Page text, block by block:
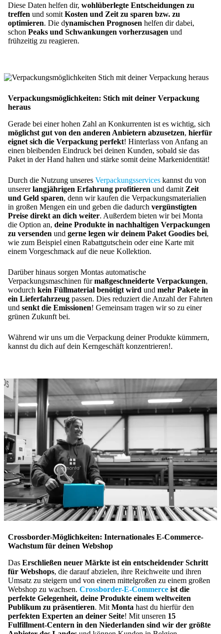
Diese Daten helfen dir, wohlüberlegte Entscheidungen zu
treffen und somit Kosten und Zeit zu sparen bzw. zu
optimieren. Die dynamischen Prognosen helfen dir dabei,
schon Peaks und Schwankungen vorherzusagen und
frühzeitig zu reagieren.
Verpackungsmöglichkeiten: Stich mit deiner Verpackung
heraus
Gerade bei einer hohen Zahl an Konkurrenten ist es wichtig, sich
möglichst gut von den anderen Anbietern abzusetzen, hierfür
eignet sich die Verpackung perfekt! Hinterlass von Anfang an
einen bleibenden Eindruck bei deinen Kunden, sobald sie das
Paket in der Hand halten und stärke somit deine Markenidentität!
Durch die Nutzung unseres Verpackungsservices kannst du von
unsererlangjährigen Erfahrung profitieren und damit Zeit
und Geld sparen, denn wir kaufen die Verpackungsmaterialien
in großen Mengen ein und geben die dadurch vergünstigten
Preise direkt an dich weiter. Außerdem bieten wir bei Monta
die Option an, deine Produkte in nachhaltigen Verpackungen
zu versenden und gerne legen wir deinem Paket Goodies bei,
wie zum Beispiel einen Rabattgutschein oder eine Karte mit
einem Vorgeschmack auf die neue Kollektion.
Darüber hinaus sorgen Montas automatische
Verpackungsmaschinen fürmaßgeschneiderte Verpackungen,
wodurch kein Füllmaterial benötigt wird und mehr Pakete in
ein Lieferfahrzeug passen. Dies reduziert die Anzahl der Fahrten
und senkt die Emissionen! Gemeinsam tragen wir so zu einer
grünen Zukunft bei.
Während wir uns um die Verpackung deiner Produkte kümmern,
kannst du dich auf dein Kerngeschäft konzentrieren!.
Crossborder-Möglichkeiten: Internationales E-Commerce-
Wachstum für deinen Webshop
Das Erschließen neuer Märkte ist ein entscheidender Schritt
für Webshops, die darauf abzielen, ihre Reichweite und ihren
Umsatz zu steigern und von einem mittelgroßen zu einem großen
Webshop zu wachsen. Crossborder-E-Commerce ist die
perfekte Gelegenheit, deine Produkte einem weltweiten
Publikum zu präsentieren. Mit Monta hast du hierfür den
perfekten Experten an deiner Seite! Mit unseren 15
Fulfillment-Centern in den Niederlanden sind wir der größte